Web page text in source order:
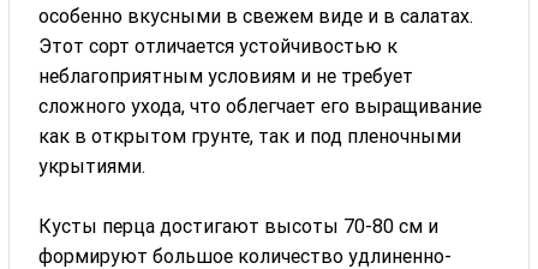
особенно вкусными в свежем виде и в салатах.
Этот сорт отличается устойчивостью к
неблагоприятным условиям и не требует
сложного ухода, что облегчает его выращивание
как в открытом грунте, так и под пленочными
укрытиями.
Кусты перца достигают высоты 70-80 см и
формируют большое количество удлиненно-